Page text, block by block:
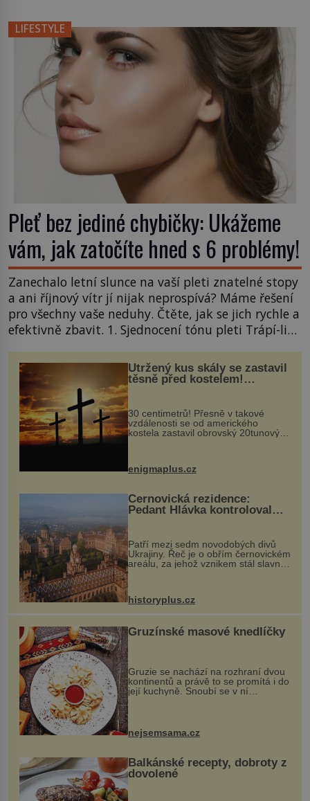
odvahu a přečtěte si, co všechno vám může osobní
váha prozradit. A jelikož se Vánoce blíží, […]
LIFESTYLE
Pleť bez jediné chybičky: Ukážeme
vám, jak zatočíte hned s 6 problémy!
Zanechalo letní slunce na vaší pleti znatelné stopy
a ani říjnový vítr jí nijak neprospívá? Máme řešení
pro všechny vaše neduhy. Čtěte, jak se jich rychle a
efektivně zbavit. 1. Sjednocení tónu pleti Trápí-li
nedokonalosti, kvůli kterým nevypadá váš obličej
esteticky, porozhlédněte se po BB krému, který […]
Utržený kus skály se zastavil
těsně před kostelem!
Ochránila ho boží síla?
30 centimetrů! Přesně v takové
vzdálenosti se od amerického
kostela zastavil obrovský 20tunový
...
enigmaplus.cz
Černovická rezidence:
Pedant Hlávka kontroloval
Patří mezi sedm novodobých divů
Ukrajiny. Řeč je o obřím černovickém
areálu, za jehož vznikem stál slavný
český architekt Josef Hlávka. Ten si
na něm dal mimořádně záležet. Jeho
historyplus.cz
Gruzínské masové knedlíčky
Gruzie se nachází na rozhraní dvou
kontinentů a právě to se promítá i do
její kuchyně. Snoubí se v ní
evropské a asijské chutě a díky tomu
pokrmy, které rozhodně st...
nejsemsama.cz
Balkánské recepty, dobroty z
dovolené